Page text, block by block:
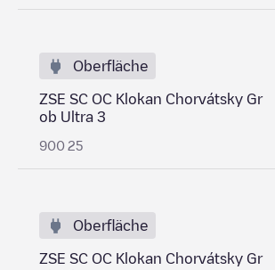
Oberfläche
ZSE SC OC Klokan Chorvátsky Gr
ob Ultra 3
900 25
Oberfläche
ZSE SC OC Klokan Chorvátsky Gr